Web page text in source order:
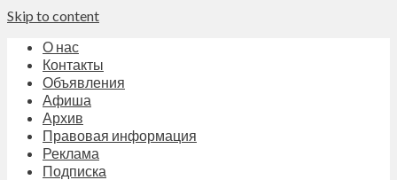
Skip to content
О нас
Контакты
Объявления
Афиша
Архив
Правовая информация
Реклама
Подписка